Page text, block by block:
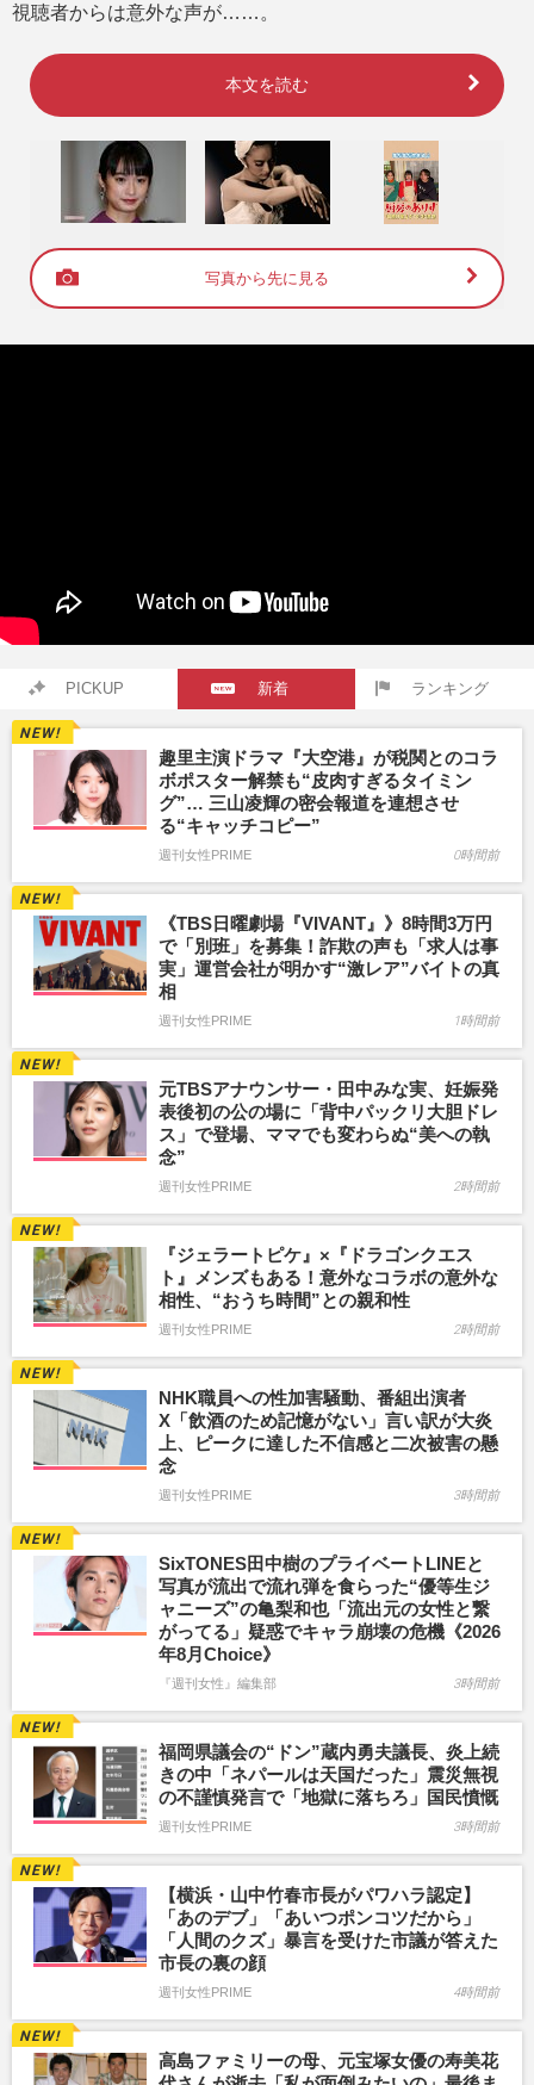
視聴者からは意外な声が……。
本文を読む
写真から先に見る
PICKUP 新着 ランキング
趣里主演ドラマ『大空港』が税関とのコラ
ボポスター解禁も“皮肉すぎるタイミン
グ”… 三山凌輝の密会報道を連想させ
る“キャッチコピー”
週刊女性PRIME 0時間前
《TBS日曜劇場『VIVANT』》8時間3万円
で「別班」を募集！詐欺の声も「求人は事
実」運営会社が明かす“激レア”バイトの真
相
週刊女性PRIME 1時間前
元TBSアナウンサー・田中みな実、妊娠発
表後初の公の場に「背中パックリ大胆ドレ
ス」で登場、ママでも変わらぬ“美への執
念”
週刊女性PRIME 2時間前
『ジェラートピケ』×『ドラゴンクエス
ト』メンズもある！意外なコラボの意外な
相性、“おうち時間”との親和性
週刊女性PRIME 2時間前
NHK職員への性加害騒動、番組出演者
X「飲酒のため記憶がない」言い訳が大炎
上、ピークに達した不信感と二次被害の懸
念
週刊女性PRIME 3時間前
SixTONES田中樹のプライベートLINEと
写真が流出で流れ弾を食らった“優等生ジ
ャニーズ”の亀梨和也「流出元の女性と繋
がってる」疑惑でキャラ崩壊の危機《2026
年8月Choice》
『週刊女性』編集部 3時間前
福岡県議会の“ドン”蔵内勇夫議長、炎上続
きの中「ネパールは天国だった」震災無視
の不謹慎発言で「地獄に落ちろ」国民憤慨
週刊女性PRIME 3時間前
【横浜・山中竹春市長がパワハラ認定】
「あのデブ」「あいつポンコツだから」
「人間のクズ」暴言を受けた市議が答えた
市長の裏の顔
週刊女性PRIME 4時間前
高島ファミリーの母、元宝塚女優の寿美花